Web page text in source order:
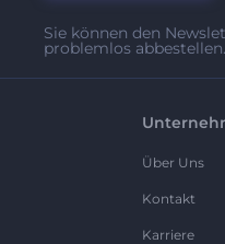
Sie können den
problemlos abbestellen.
Über Uns
Kontakt
Karriere